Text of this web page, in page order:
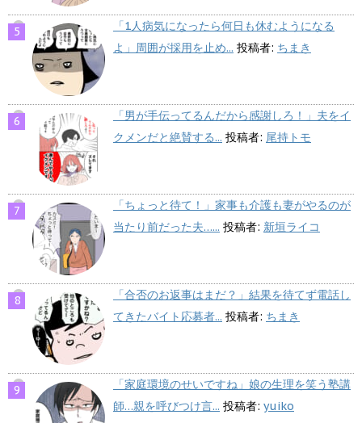
「1人病気になったら何日も休むようになる
よ」周囲が採用を止め... 投稿者: ちまき
「男が手伝ってるんだから感謝しろ！」夫をイ
クメンだと絶賛する... 投稿者: 尾持トモ
「ちょっと待て！」家事も介護も妻がやるのが
当たり前だった夫…... 投稿者: 新垣ライコ
「合否のお返事はまだ？」結果を待てず電話し
てきたバイト応募者... 投稿者: ちまき
「家庭環境のせいですね」娘の生理を笑う塾講
師…親を呼びつけ言... 投稿者: yuiko